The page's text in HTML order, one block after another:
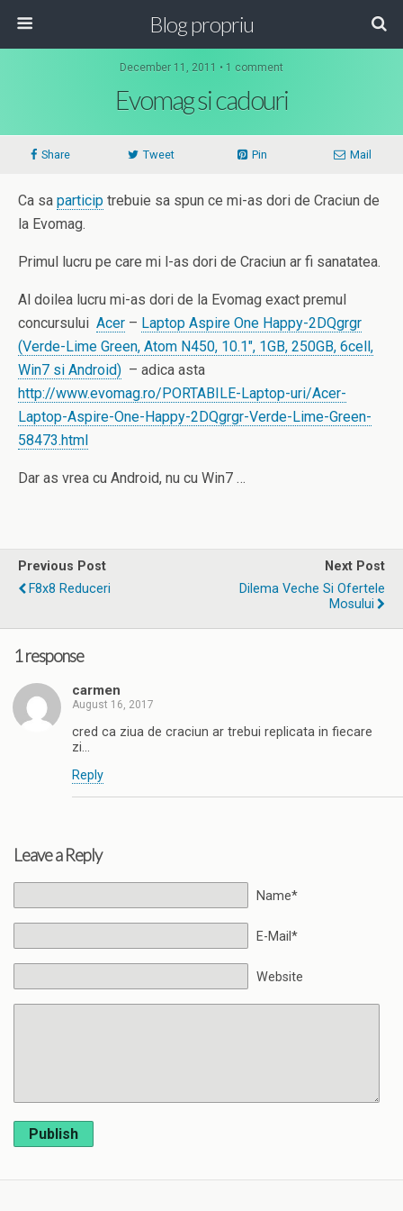
Blog propriu
December 11, 2011 • 1 comment
Evomag si cadouri
Share Tweet Pin Mail
Ca sa particip trebuie sa spun ce mi-as dori de Craciun de
la Evomag.
Primul lucru pe care mi l-as dori de Craciun ar fi sanatatea.
Al doilea lucru mi-as dori de la Evomag exact premul
concursului Acer – Laptop Aspire One Happy-2DQgrgr
(Verde-Lime Green, Atom N450, 10.1", 1GB, 250GB, 6cell,
Win7 si Android) – adica asta
http://www.evomag.ro/PORTABILE-Laptop-uri/Acer-
Laptop-Aspire-One-Happy-2DQgrgr-Verde-Lime-Green-
58473.html
Dar as vrea cu Android, nu cu Win7 …
Previous Post
F8x8 Reduceri
Next Post
Dilema Veche Si Ofertele
Mosului
1 response
carmen
August 16, 2017
cred ca ziua de craciun ar trebui replicata in fiecare
zi…
Reply
Leave a Reply
Name*
E-Mail*
Website
Publish